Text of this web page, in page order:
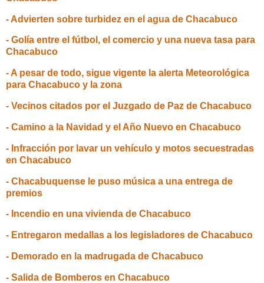
- Advierten sobre turbidez en el agua de Chacabuco
- Golía entre el fútbol, el comercio y una nueva tasa para
Chacabuco
- A pesar de todo, sigue vigente la alerta Meteorológica
para Chacabuco y la zona
- Vecinos citados por el Juzgado de Paz de Chacabuco
- Camino a la Navidad y el Año Nuevo en Chacabuco
- Infracción por lavar un vehículo y motos secuestradas
en Chacabuco
- Chacabuquense le puso música a una entrega de
premios
- Incendio en una vivienda de Chacabuco
- Entregaron medallas a los legisladores de Chacabuco
- Demorado en la madrugada de Chacabuco
- Salida de Bomberos en Chacabuco